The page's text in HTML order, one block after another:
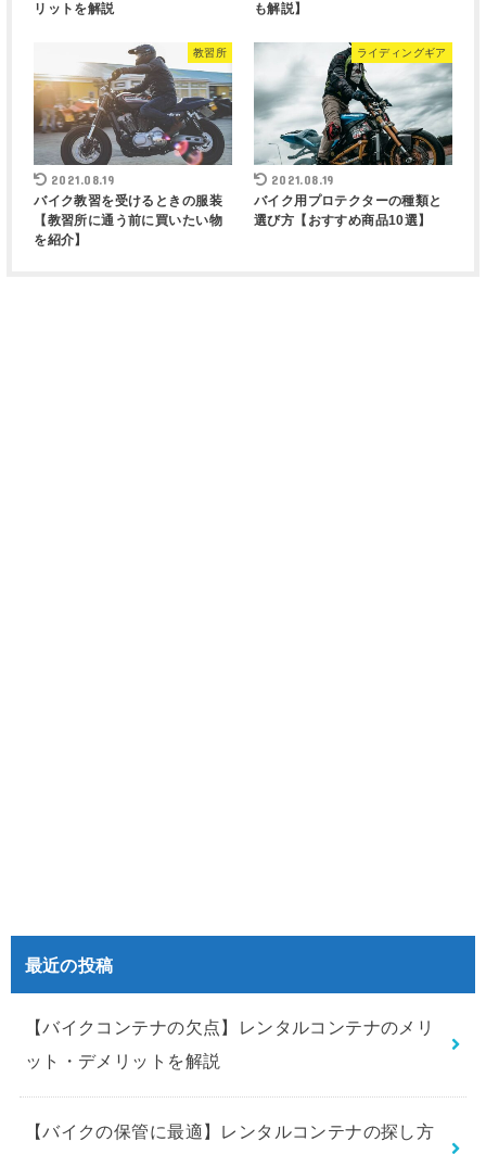
リットを解説
も解説】
教習所
2021.08.19
バイク教習を受けるときの服装
【教習所に通う前に買いたい物
を紹介】
ライディングギア
2021.08.19
バイク用プロテクターの種類と
選び方【おすすめ商品10選】
最近の投稿
【バイクコンテナの欠点】レンタルコンテナのメリ
ット・デメリットを解説
【バイクの保管に最適】レンタルコンテナの探し方